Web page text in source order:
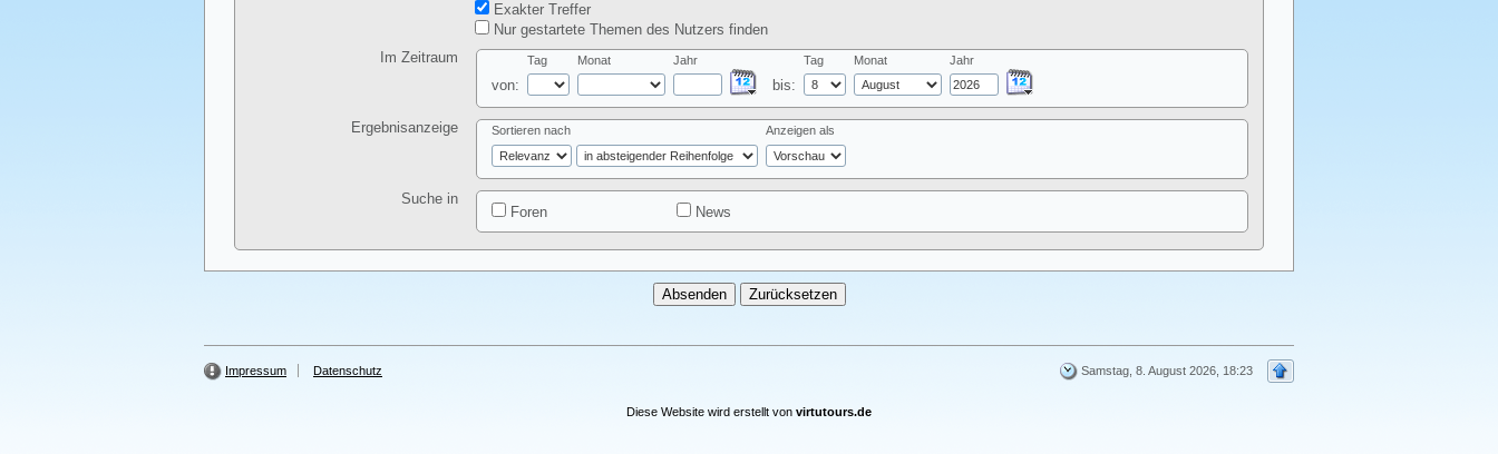
Exakter Treffer
Nur gestartete Themen des Nutzers finden
Im Zeitraum
von:
Tag Monat Jahr
bis:
Tag Monat Jahr
Ergebnisanzeige Sortieren nach Anzeigen als
Suche in
Foren
News
Impressum Datenschutz Samstag, 8. August 2026, 18:23
Diese Website wird erstellt von virtutours.de